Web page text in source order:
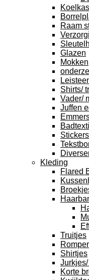
Raam
Glazen
Mokken
Shirts/
Vader/
Juffen
Kleding
Flared
Truitjes
Shirtjes
Korte